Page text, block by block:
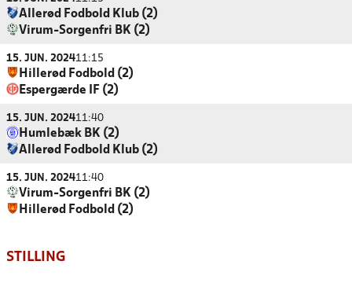
Allerød Fodbold Klub (2)
Virum-Sorgenfri BK (2)
15. JUN. 202411:15
Hillerød Fodbold (2)
Espergærde IF (2)
15. JUN. 202411:40
Humlebæk BK (2)
Allerød Fodbold Klub (2)
15. JUN. 202411:40
Virum-Sorgenfri BK (2)
Hillerød Fodbold (2)
STILLING